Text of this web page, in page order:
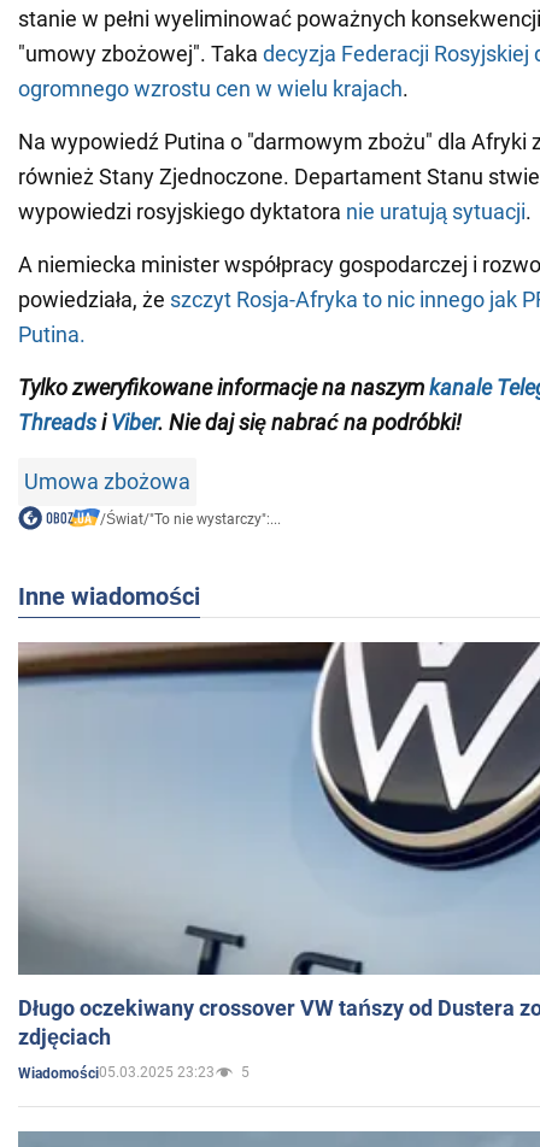
stanie w pełni wyeliminować poważnych
"umowy zbożowej". Taka decyzja Federacji Rosyjskiej
ogromnego wzrostu cen w wielu krajach.
Na wypowiedź Putina o "darmowym zbożu" dla Afryki
również Stany Zjednoczone. Departament Stanu
wypowiedzi rosyjskiego dyktatora nie uratują sytuacji.
A niemiecka minister współpracy gospodarczej i
powiedziała, że szczyt Rosja-Afryka to nic innego jak
Putina.
Tylko zweryfikowane informacje na naszymkanale
ThreadsiViber. Nie daj się nabrać na podróbki!
Umowa zbożowa
/Świat/"To nie wystarczy":...
Inne wiadomości
Długo oczekiwany crossover VW tańszy od Dustera
zdjęciach
Wiadomości05.03.2025 23:23 5